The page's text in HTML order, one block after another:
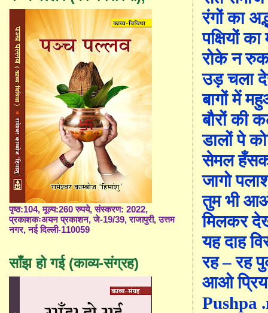
रंगों का
पक्षियों
रोके न
उड़ चला
बागों में
बौरों की
डालों पे
सेमल
जागो
तुम भी
मिलकर
यह दाह
रह–रह
आओ प्रिय
Pushpa
पृष्ठ:104, मूल्य:260 रुपये, संस्करण: 2022,
प्रकाशकःअयन प्रकाशन, जे-19/39, राजापुरी, उत्तम
नगर, नई दिल्ली-110059
साँझ हो गई (काव्य-संग्रह)